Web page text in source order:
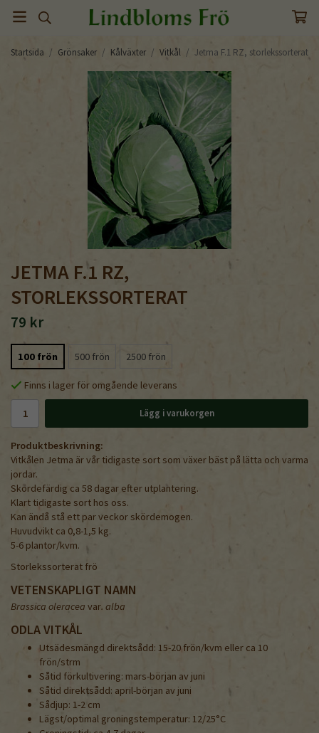
Startsida / Grönsaker / Kålväxter / Vitkål / Jetma F.1 RZ, storlekssorterat
JETMA F.1 RZ,
STORLEKSSORTERAT
79 kr
100 frön 500 frön 2500 frön
Finns i lager för omgående leverans
Lägg i varukorgen
Produktbeskrivning:
Vitkålen Jetma är vår tidigaste sort som växer bäst på lätta och varma
jordar.
Skördefärdig ca 58 dagar efter utplantering.
Klart tidigaste sort hos oss.
Kan ändå stå ett par veckor skördemogen.
Huvudvikt ca 0,8-1,5 kg.
5-6 plantor/kvm.
Storlekssorterat frö
VETENSKAPLIGT NAMN
Brassica oleracea var. alba
ODLA VITKÅL
Utsädesmängd direktsådd: 15-20 frön/kvm eller ca 10
frön/strm
Såtid förkultivering: mars-början av juni
Såtid direktsådd: april-början av juni
Sådjup: 1-2 cm
Lägst/optimal groningstemperatur: 12/25°C